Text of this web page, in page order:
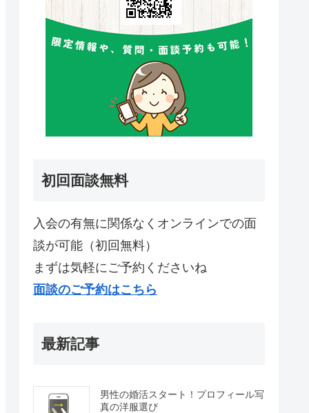
初回面談無料
入会の有無に関係なくオンラインでの面
談が可能（初回無料）
まずは気軽にご予約くださいね
面談のご予約はこちら
最新記事
男性の婚活スタート！プロフィール写
真の洋服選び